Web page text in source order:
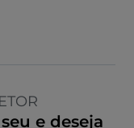
e deseja